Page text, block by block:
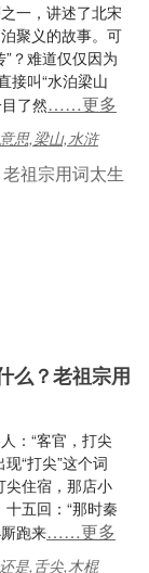
一，讲述了北宋
聚义的故事。可
？难道仅仅因为
接叫“水泊梁山
了然……更多
思,梁山,水浒
么？老祖宗用
：“客官，打尖
“打尖”这个词
住宿，那店小
五回：“那时秦
跑来……更多
是,舌尖,木棍